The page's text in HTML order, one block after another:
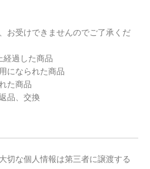
お受けできませんのでご了承くだ
経過した商品
になられた商品
た商品
品、交換
切な個人情報は第三者に譲渡する